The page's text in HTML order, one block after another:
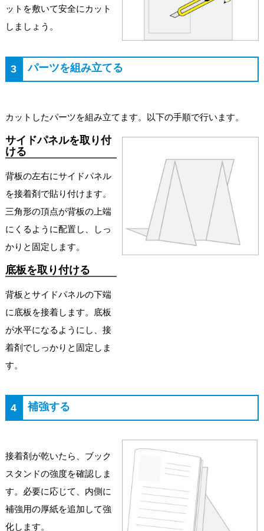
ットを敷いて安全にカット
しましょう。
3 パーツを組み立てる
カットしたパーツを組み立てます。以下の手順で行います。
サイドパネルを取り付
ける
背板の左右にサイドパネル
を接着剤で貼り付けます。
三角形の頂点が背板の上端
にくるように配置し、しっ
かりと固定します。
底板を取り付ける
背板とサイドパネルの下端
に底板を接着します。底板
が水平になるようにし、接
着剤でしっかりと固定しま
す。
4 補強する
接着剤が乾いたら、ブック
スタンドの強度を確認しま
す。必要に応じて、内側に
補強用の厚紙を追加して強
化します。